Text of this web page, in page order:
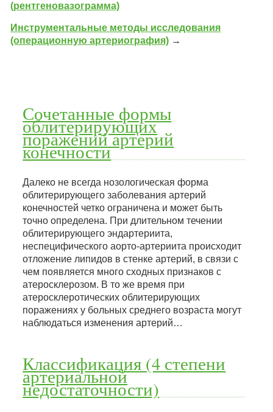
(рентгеновазограмма)
Инструментальные методы исследования
(операционную артериография) →
Сочетанные формы
облитерирующих
поражений артерий
конечности
Далеко не всегда нозологическая форма
облитерирующего заболевания артерий
конечностей четко ограничена и может быть
точно определена. При длительном течении
облитерирующего эндартериита,
неспецифического аорто-артериита происходит
отложение липидов в стенке артерий, в связи с
чем появляется много сходных признаков с
атеросклерозом. В то же время при
атеросклеротических облитерирующих
поражениях у больных среднего возраста могут
наблюдаться изменения артерий…
Классификация (4 степени
артериальной
недостаточности)